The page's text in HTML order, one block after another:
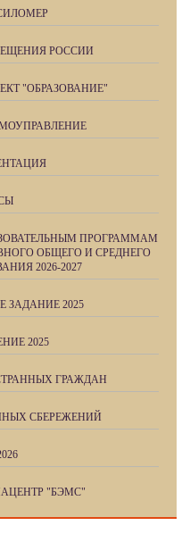
РОССИИ
"ОБРАЗОВАНИЕ"
ПРОГРАММАМ
ОБЩЕГО И СРЕДНЕГО
2026-2027
2025
2025
ГРАЖДАН
СБЕРЕЖЕНИЙ
"БЭМС"